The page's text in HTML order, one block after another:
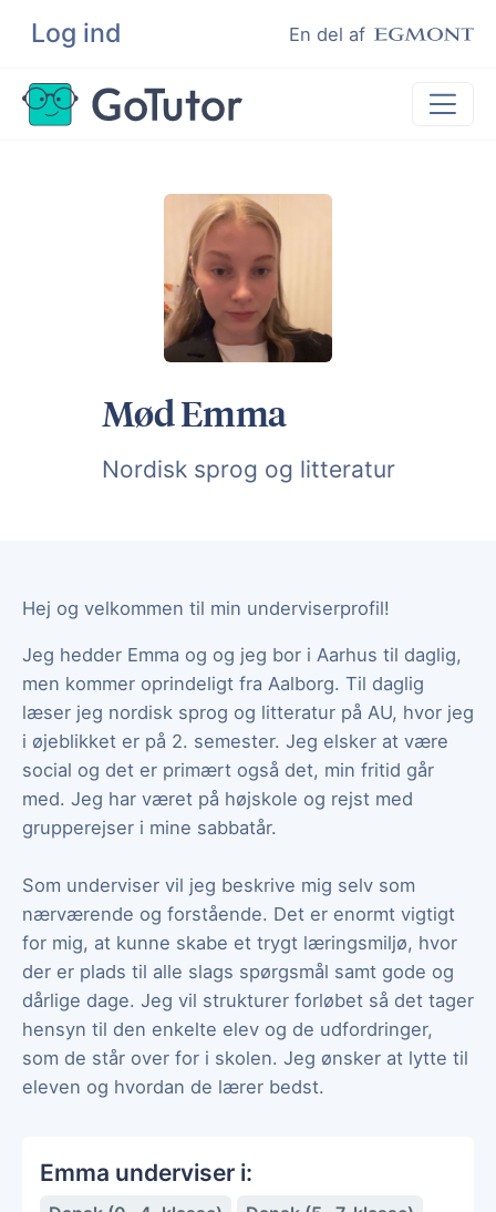
Log ind En del af
Søg
Lektiehjælp
Eksamenshjælp
Hjælp til ordblinde
Kundeudtalelser
Undervisere
Mød Emma
Nordisk sprog og litteratur
Hej og velkommen til min underviserprofil!
Jeg hedder Emma og og jeg bor i Aarhus til daglig,
men kommer oprindeligt fra Aalborg. Til daglig
læser jeg nordisk sprog og litteratur på AU, hvor jeg
i øjeblikket er på 2. semester. Jeg elsker at være
social og det er primært også det, min fritid går
med. Jeg har været på højskole og rejst med
grupperejser i mine sabbatår.
Som underviser vil jeg beskrive mig selv som
nærværende og forstående. Det er enormt vigtigt
for mig, at kunne skabe et trygt læringsmiljø, hvor
der er plads til alle slags spørgsmål samt gode og
dårlige dage. Jeg vil strukturer forløbet så det tager
hensyn til den enkelte elev og de udfordringer,
som de står over for i skolen. Jeg ønsker at lytte til
eleven og hvordan de lærer bedst.
Emma underviser i: